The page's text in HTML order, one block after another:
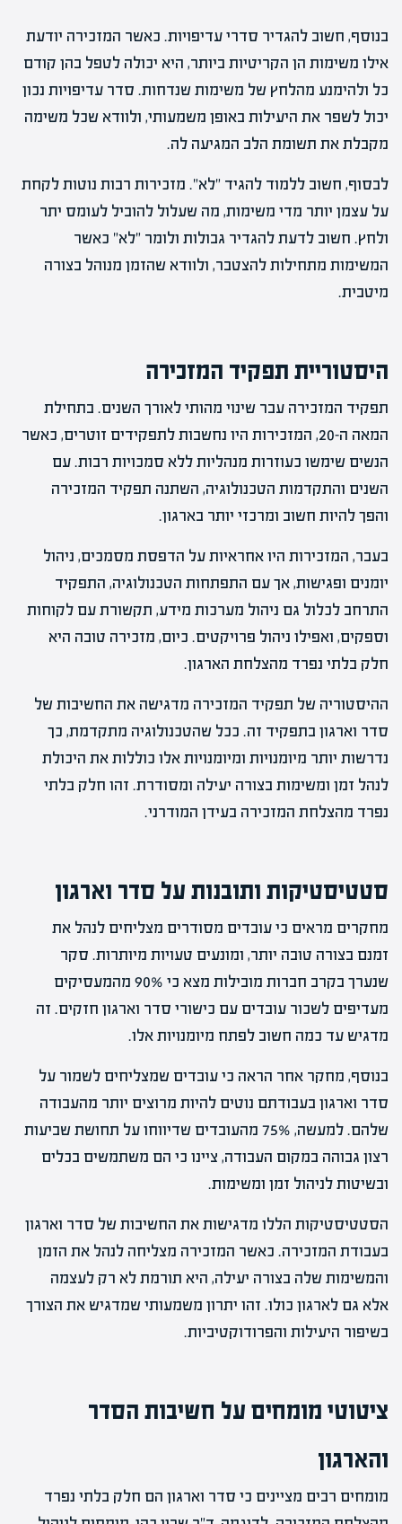
בנוסף, חשוב להגדיר סדרי עדיפויות. כאשר המזכירה יודעת
אילו משימות הן הקריטיות ביותר, היא יכולה לטפל בהן קודם
כל ולהימנע מהלחץ של משימות שנדחות. סדר עדיפויות נכון
יכול לשפר את היעילות באופן משמעותי, ולוודא שכל משימה
מקבלת את תשומת הלב המגיעה לה.
לבסוף, חשוב ללמוד להגיד "לא". מזכירות רבות נוטות לקחת
על עצמן יותר מדי משימות, מה שעלול להוביל לעומס יתר
ולחץ. חשוב לדעת להגדיר גבולות ולומר "לא" כאשר
המשימות מתחילות להצטבר, ולוודא שהזמן מנוהל בצורה
מיטבית.
היסטוריית תפקיד המזכירה
תפקיד המזכירה עבר שינוי מהותי לאורך השנים. בתחילת
המאה ה-20, המזכירות היו נחשבות לתפקידים זוטרים, כאשר
הנשים שימשו כעוזרות מנהליות ללא סמכויות רבות. עם
השנים והתקדמות הטכנולוגיה, השתנה תפקיד המזכירה
והפך להיות חשוב ומרכזי יותר בארגון.
בעבר, המזכירות היו אחראיות על הדפסת מסמכים, ניהול
יומנים ופגישות, אך עם התפתחות הטכנולוגיה, התפקיד
התרחב לכלול גם ניהול מערכות מידע, תקשורת עם לקוחות
וספקים, ואפילו ניהול פרויקטים. כיום, מזכירה טובה היא
חלק בלתי נפרד מהצלחת הארגון.
ההיסטוריה של תפקיד המזכירה מדגישה את החשיבות של
סדר וארגון בתפקיד זה. ככל שהטכנולוגיה מתקדמת, כך
נדרשות יותר מיומנויות ומיומנויות אלו כוללות את היכולת
לנהל זמן ומשימות בצורה יעילה ומסודרת. זהו חלק בלתי
נפרד מהצלחת המזכירה בעידן המודרני.
סטטיסטיקות ותובנות על סדר וארגון
מחקרים מראים כי עובדים מסודרים מצליחים לנהל את
זמנם בצורה טובה יותר, ומונעים טעויות מיותרות. סקר
שנערך בקרב חברות מובילות מצא כי 90% מהמעסיקים
מעדיפים לשכור עובדים עם כישורי סדר וארגון חזקים. זה
מדגיש עד כמה חשוב לפתח מיומנויות אלו.
בנוסף, מחקר אחר הראה כי עובדים שמצליחים לשמור על
סדר וארגון בעבודתם נוטים להיות מרוצים יותר מהעבודה
שלהם. למעשה, 75% מהעובדים שדיווחו על תחושת שביעות
רצון גבוהה במקום העבודה, ציינו כי הם משתמשים בכלים
ובשיטות לניהול זמן ומשימות.
הסטטיסטיקות הללו מדגישות את החשיבות של סדר וארגון
בעבודת המזכירה. כאשר המזכירה מצליחה לנהל את הזמן
והמשימות שלה בצורה יעילה, היא תורמת לא רק לעצמה
אלא גם לארגון כולו. זהו יתרון משמעותי שמדגיש את הצורך
בשיפור היעילות והפרודוקטיביות.
ציטוטי מומחים על חשיבות הסדר
והארגון
מומחים רבים מציינים כי סדר וארגון הם חלק בלתי נפרד